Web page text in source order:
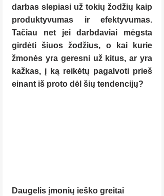
darbas slepiasi už tokių žodžių kaip
produktyvumas ir efektyvumas.
Tačiau net jei darbdaviai mėgsta
girdėti šiuos žodžius, o kai kurie
žmonės yra geresni už kitus, ar yra
kažkas, į ką reikėtų pagalvoti prieš
einant iš proto dėl šių tendencijų?
Daugelis įmonių ieško greitai